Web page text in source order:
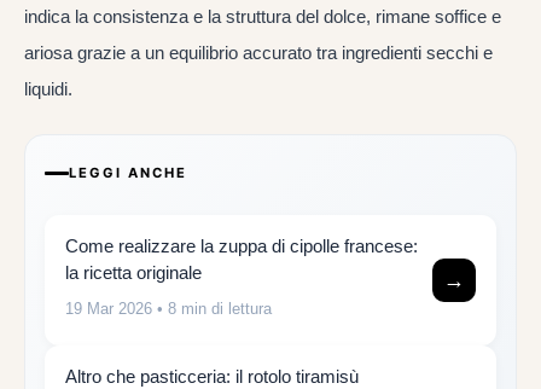
indica la consistenza e la struttura del dolce, rimane soffice e
ariosa grazie a un equilibrio accurato tra ingredienti secchi e
liquidi.
LEGGI ANCHE
Come realizzare la zuppa di cipolle francese:
la ricetta originale
19 Mar 2026 • 8 min di lettura
→
Altro che pasticceria: il rotolo tiramisù